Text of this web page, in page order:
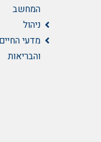
המחשב
ניהול
מדעי החיים
והבריאות